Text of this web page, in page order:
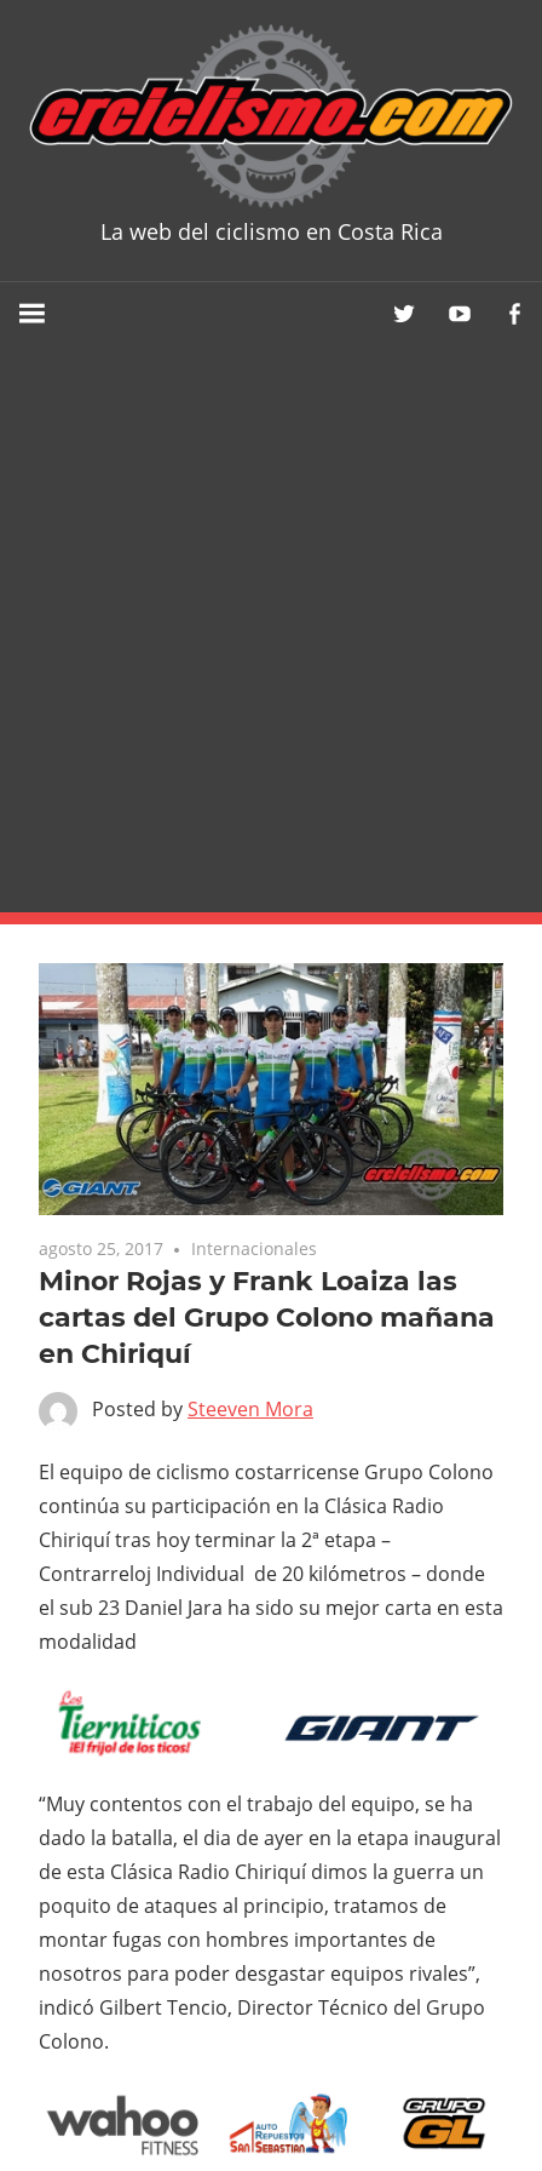
content
La web del ciclismo en Costa Rica
agosto 25, 2017 Internacionales
Minor Rojas y Frank Loaiza las
cartas del Grupo Colono mañana
en Chiriquí
Posted bySteeven Mora
El equipo de ciclismo costarricense Grupo Colono
continúa su participación en la Clásica Radio
Chiriquí tras hoy terminar la 2ª etapa –
Contrarreloj Individual de 20 kilómetros – donde
el sub 23 Daniel Jara ha sido su mejor carta en esta
modalidad
“Muy contentos con el trabajo del equipo, se ha
dado la batalla, el dia de ayer en la etapa inaugural
de esta Clásica Radio Chiriquí dimos la guerra un
poquito de ataques al principio, tratamos de
montar fugas con hombres importantes de
nosotros para poder desgastar equipos rivales”,
indicó Gilbert Tencio, Director Técnico del Grupo
Colono.